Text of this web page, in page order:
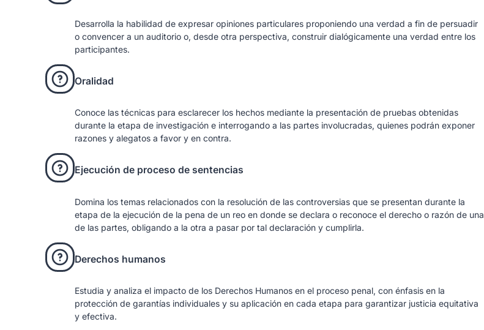
Desarrolla la habilidad de expresar opiniones particulares proponiendo una verdad a fin de persuadir
o convencer a un auditorio o, desde otra perspectiva, construir dialógicamente una verdad entre los
participantes.
Oralidad
Conoce las técnicas para esclarecer los hechos mediante la presentación de pruebas obtenidas
durante la etapa de investigación e interrogando a las partes involucradas, quienes podrán exponer
razones y alegatos a favor y en contra.
Ejecución de proceso de sentencias
Domina los temas relacionados con la resolución de las controversias que se presentan durante la
etapa de la ejecución de la pena de un reo en donde se declara o reconoce el derecho o razón de una
de las partes, obligando a la otra a pasar por tal declaración y cumplirla.
Derechos humanos
Estudia y analiza el impacto de los Derechos Humanos en el proceso penal, con énfasis en la
protección de garantías individuales y su aplicación en cada etapa para garantizar justicia equitativa
y efectiva.